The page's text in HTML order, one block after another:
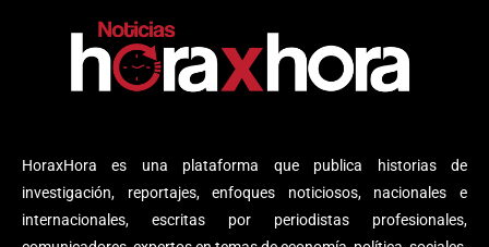
HoraxHora es una plataforma que publica historias de
investigación, reportajes, enfoques noticiosos, nacionales e
internacionales, escritas por periodistas profesionales,